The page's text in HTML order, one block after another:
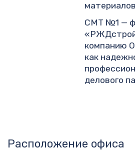
СМТ №1 —
компанию
как
делового
Расположение офиса